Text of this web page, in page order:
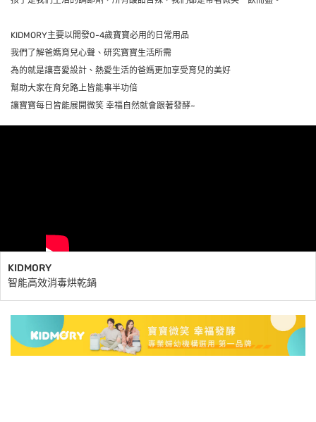
KIDMORY主要以開發0-4歲寶寶必用的日常用品
我們了解爸媽育兒心聲、研究寶寶生活所需
為的就是讓喜愛設計、熱愛生活的爸媽更加享受育兒的美好
幫助大家在育兒路上皆能事半功倍
讓寶寶每日皆能展開微笑 幸福自然就會跟著發酵~
KIDMORY
智能高效消毒烘乾鍋